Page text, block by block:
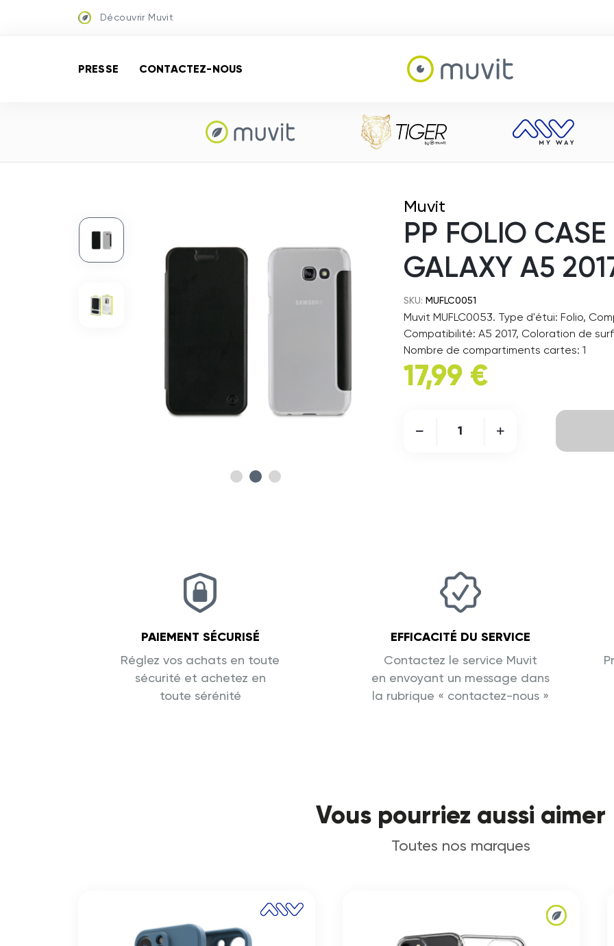
Découvrir Muvit
PRESSE CONTACTEZ-NOUS
Muvit
PP FOLIO
GALAXY A5
SKU: MUFLC0051
Muvit MUFLC0053. Type d'étui: Folio,
Compatibilité: A5 2017, Coloration de
Nombre de compartiments cartes: 1
17,99 €
PAIEMENT SÉCURISÉ
Réglez vos achats en toute
sécurité et achetez en
toute sérénité
EFFICACITÉ DU SERVICE
Contactez le service Muvit
en envoyant un message dans
la rubrique « contactez-nous »
Vous pourriez aussi aimer
Toutes nos marques